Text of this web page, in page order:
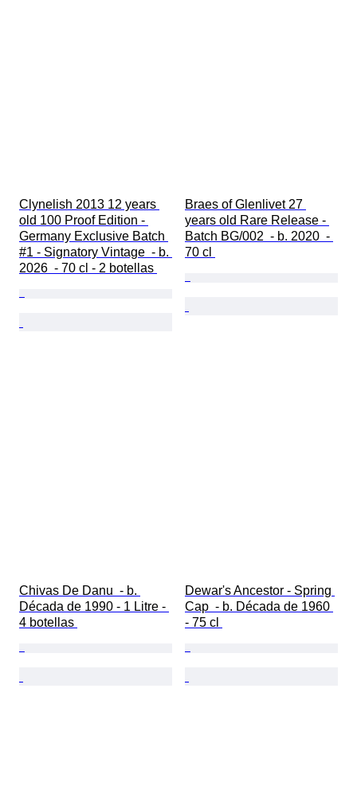
Clynelish 2013 12 years
old 100 Proof Edition -
Germany Exclusive Batch
#1 - Signatory Vintage  - b.
2026  - 70 cl - 2 botellas
Braes of Glenlivet 27
years old Rare Release -
Batch BG/002  - b. 2020  -
70 cl
Chivas De Danu  - b.
Década de 1990 - 1 Litre -
4 botellas
Dewar's Ancestor - Spring
Cap  - b. Década de 1960
- 75 cl